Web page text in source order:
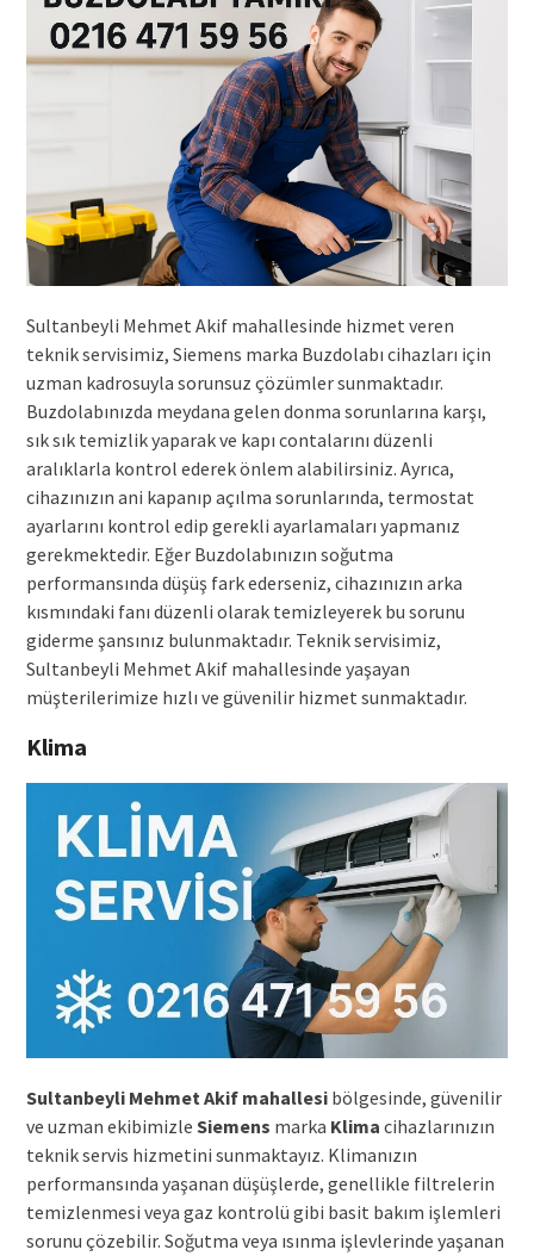
Sultanbeyli Mehmet Akif mahallesinde hizmet veren
teknik servisimiz, Siemens marka Buzdolabı cihazları için
uzman kadrosuyla sorunsuz çözümler sunmaktadır.
Buzdolabınızda meydana gelen donma sorunlarına karşı,
sık sık temizlik yaparak ve kapı contalarını düzenli
aralıklarla kontrol ederek önlem alabilirsiniz. Ayrıca,
cihazınızın ani kapanıp açılma sorunlarında, termostat
ayarlarını kontrol edip gerekli ayarlamaları yapmanız
gerekmektedir. Eğer Buzdolabınızın soğutma
performansında düşüş fark ederseniz, cihazınızın arka
kısmındaki fanı düzenli olarak temizleyerek bu sorunu
giderme şansınız bulunmaktadır. Teknik servisimiz,
Sultanbeyli Mehmet Akif mahallesinde yaşayan
müşterilerimize hızlı ve güvenilir hizmet sunmaktadır.
Klima
Sultanbeyli Mehmet Akif mahallesibölgesinde, güvenilir
ve uzman ekibimizle Siemens marka Klima cihazlarınızın
teknik servis hizmetini sunmaktayız. Klimanızın
performansında yaşanan düşüşlerde, genellikle filtrelerin
temizlenmesi veya gaz kontrolü gibi basit bakım işlemleri
sorunu çözebilir. Soğutma veya ısınma işlevlerinde yaşanan